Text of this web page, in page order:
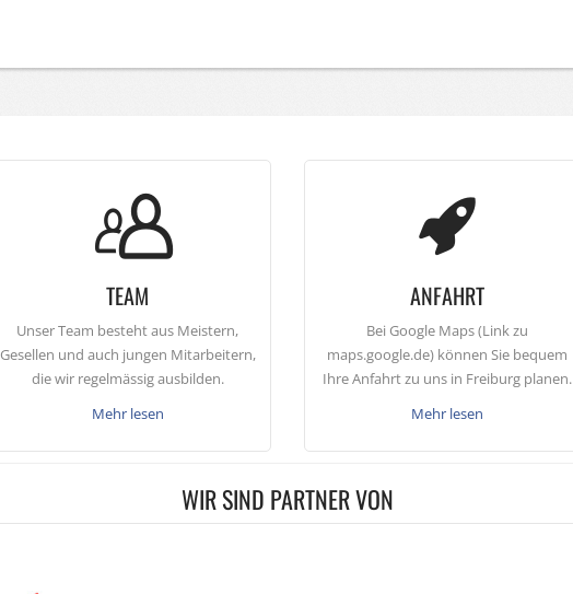
TEAM
Unser Team besteht aus Meistern,
Gesellen und auch jungen Mitarbeitern,
die wir regelmässig ausbilden.
Mehr lesen
ANFAHRT
Bei Google Maps (Link zu
maps.google.de) können Sie bequem
Ihre Anfahrt zu uns in Freiburg planen.
Mehr lesen
WIR SIND PARTNER VON